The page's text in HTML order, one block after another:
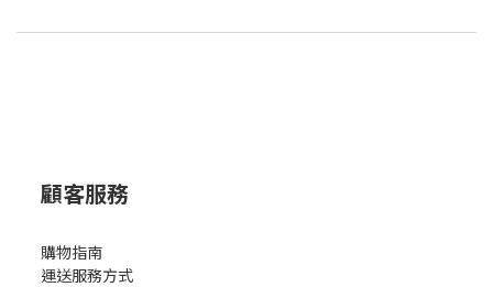
顧客服務
購物指南
運送服務方式